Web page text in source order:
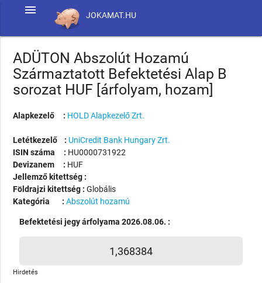
JOKAMAT.HU
menu
ADÜTON Abszolút Hozamú
Származtatott Befektetési Alap B
sorozat HUF [árfolyam, hozam]
Alapkezelő : HOLD Alapkezelő Zrt.
Letétkezelő : UniCredit Bank Hungary Zrt.
ISIN száma : HU0000731922
Devizanem : HUF
Jellemző kitettség :
Földrajzi kitettség :Globális
Kategória : Abszolút hozamú
Befektetési jegy árfolyama 2026.08.06. :
1,368384
Hirdetés